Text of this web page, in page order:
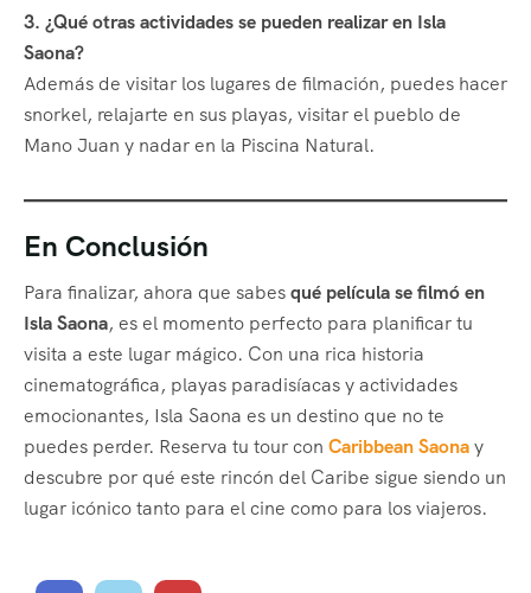
3. ¿Qué otras actividades se pueden realizar en Isla
Saona?
Además de visitar los lugares de filmación, puedes hacer
snorkel, relajarte en sus playas, visitar el pueblo de
Mano Juan y nadar en la Piscina Natural.
En Conclusión
Para finalizar, ahora que sabesqué película se filmó en
Isla Saona, es el momento perfecto para planificar tu
visita a este lugar mágico. Con una rica historia
cinematográfica, playas paradisíacas y actividades
emocionantes, Isla Saona es un destino que no te
puedes perder. Reserva tu tour con Caribbean Saonay
descubre por qué este rincón del Caribe sigue siendo un
lugar icónico tanto para el cine como para los viajeros.